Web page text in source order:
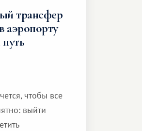
трансфер
аэропорту
чтобы все
выйти